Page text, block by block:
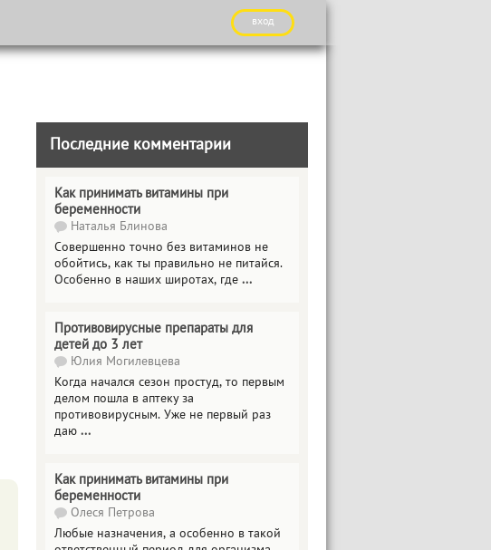
вход
Последние комментарии
Как принимать витамины при
беременности
Наталья Блинова
Совершенно точно без витаминов не
обойтись, как ты правильно не питайся.
Особенно в наших широтах, где ...
Противовирусные препараты для
детей до 3 лет
Юлия Могилевцева
Когда начался сезон простуд, то первым
делом пошла в аптеку за
противовирусным. Уже не первый раз
даю ...
Как принимать витамины при
беременности
Олеся Петрова
Любые назначения, а особенно в такой